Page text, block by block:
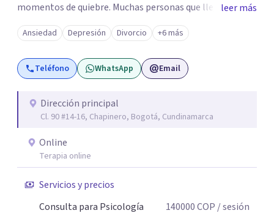
momentos de quiebre. Muchas personas que llegan a
consulta no solo cargan con un síntoma: sienten que sus
propias reacciones emocionales les complican más la
vida. Desde ahí trabajamos. No busco eliminar el
malestar a la fuerza. Prefiero entender qué lo sostiene y
forma presencial y también online.
leer más
Ansiedad Depresión Divorcio +6 más
Teléfono WhatsApp Email
Dirección principal
Cl. 90 #14-16, Chapinero, Bogotá, Cundinamarca
Online
Terapia online
Servicios y precios
Consulta para Psicología
140000COP / sesión